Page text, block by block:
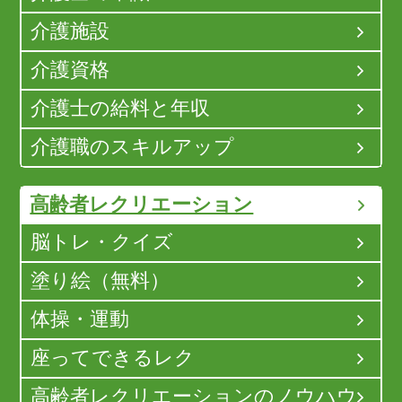
介護施設
介護資格
介護士の給料と年収
介護職のスキルアップ
高齢者レクリエーション
脳トレ・クイズ
塗り絵（無料）
体操・運動
座ってできるレク
高齢者レクリエーションのノウハウ